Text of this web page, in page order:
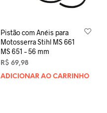
Pistão com Anéis para
Motosserra Stihl MS 661
MS 651 – 56 mm
R$ 69,98
ADICIONAR AO CARRINHO